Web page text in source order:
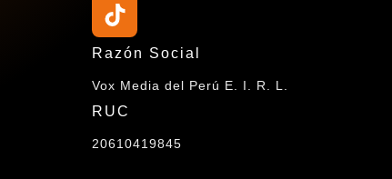
Razón Social
Vox Media del Perú E. I. R. L.
RUC
20610419845